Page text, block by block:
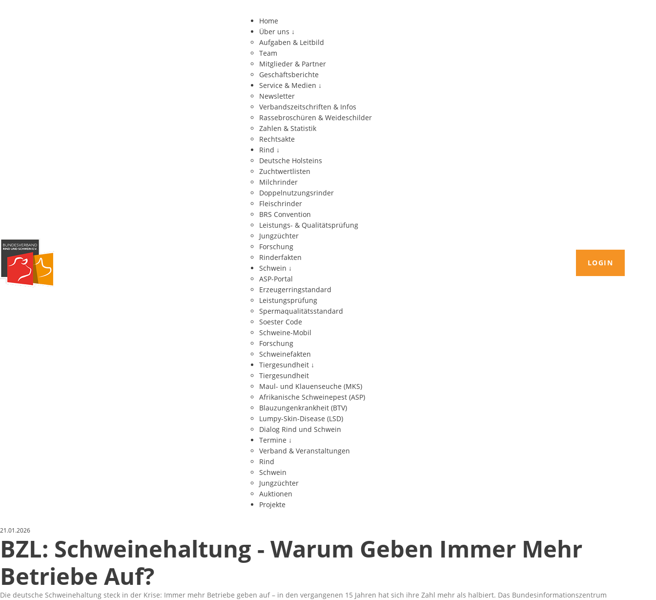
Home
Über uns ↓
Aufgaben & Leitbild
Team
Mitglieder & Partner
Geschäftsberichte
Service & Medien ↓
Newsletter
Verbandszeitschriften & Infos
Rassebroschüren & Weideschilder
Zahlen & Statistik
Rechtsakte
Rind ↓
Deutsche Holsteins
Zuchtwertlisten
Milchrinder
Doppelnutzungsrinder
Fleischrinder
BRS Convention
Leistungs- & Qualitätsprüfung
Jungzüchter
Forschung
Rinderfakten
Schwein ↓
ASP-Portal
Erzeugerringstandard
Leistungsprüfung
Spermaqualitätsstandard
Soester Code
Schweine-Mobil
Forschung
Schweinefakten
Tiergesundheit ↓
Tiergesundheit
Maul- und Klauenseuche (MKS)
Afrikanische Schweinepest (ASP)
Blauzungenkrankheit (BTV)
Lumpy-Skin-Disease (LSD)
Dialog Rind und Schwein
Termine ↓
Verband & Veranstaltungen
Rind
Schwein
Jungzüchter
Auktionen
Projekte
LOGIN
21.01.2026
BZL: Schweinehaltung - Warum Geben Immer Mehr
Betriebe Auf?
Die deutsche Schweinehaltung steck in der Krise: Immer mehr Betriebe geben auf – in den vergangenen 15 Jahren hat sich ihre Zahl mehr als halbiert. Das Bundesinformationszentrum